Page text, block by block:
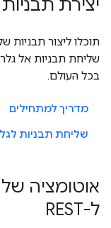
יצירת
שליחת תבניות אל
בכל העולם.
מדריך למתחילים
שליחת תבניות
ל-REST